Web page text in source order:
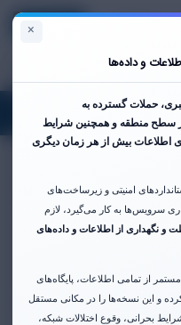
×
و داده‌ها
حملات گسترده به
سطح منطقه و همچنین شرایط
اطلاعات بیش از هر زمان دیگری
امنیتی و زیرساخت‌های
سرویس‌ها به کار می‌گیرد، لازم
و نگهداری از اطلاعات و داده‌های
از تمامی اطلاعات، پایگاه‌های
و این نسخه‌ها را در مکانی مستقل
بحرانی، وقوع اختلالات شبکه،
Ver Carrito